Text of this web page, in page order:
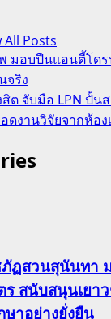
All Posts
มอบปืนแอนตี้โด
จริง
สิต จับมือ LPN ปั้
งานวิจัยจากห้อง
ฏสวนสุนันทา
ร สนับสนุนเยา
ษาอย่างยั่งยืน